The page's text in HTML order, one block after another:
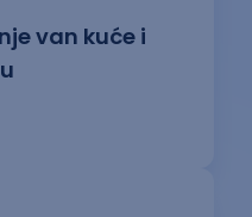
van kuće i